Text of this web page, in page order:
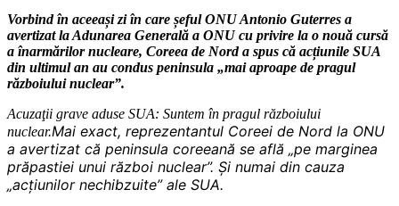
Vorbind în aceeași zi în care șeful ONU Antonio Guterres a
avertizat la Adunarea Generală a ONU cu privire la o nouă cursă
a înarmărilor nucleare, Coreea de Nord a spus că acțiunile SUA
din ultimul an au condus peninsula „mai aproape de pragul
războiului nuclear”.
Acuzaţii grave aduse SUA: Suntem în pragul războiului
nuclear.Mai exact, reprezentantul Coreei de Nord la ONU
a avertizat că peninsula coreeană se află „pe marginea
prăpastiei unui război nuclear”. Şi numai din cauza
„acțiunilor nechibzuite” ale SUA.